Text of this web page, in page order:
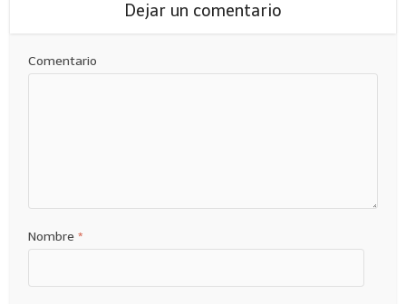
Dejar un comentario
Comentario
Nombre *